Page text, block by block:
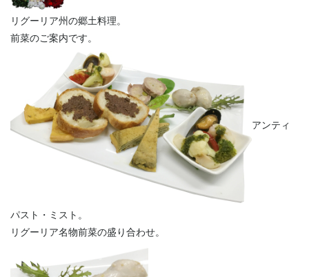
リグーリア州の郷土料理。
前菜のご案内です。
アンティ
パスト・ミスト。
リグーリア名物前菜の盛り合わせ。